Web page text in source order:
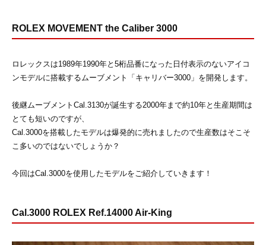
ROLEX MOVEMENT the Caliber 3000
ロレックスは1989年1990年と5桁品番になった日付表示のないアイコ
ンモデルに搭載するムーブメント「キャリバー3000」を開発します。
後継ムーブメントCal.3130が誕生する2000年まで約10年と生産期間は
とても短いのですが、
Cal.3000を搭載したモデルは爆発的に売れましたので生産数はそこそ
こ多いのではないでしょうか？
今回はCal.3000を使用したモデルをご紹介していきます！
Cal.3000 ROLEX Ref.14000 Air-King